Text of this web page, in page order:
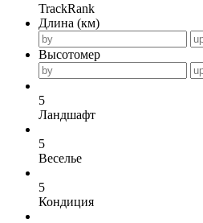
TrackRank
Длина (км)
Высотомер
5
Ландшафт
5
Веселье
5
Кондиция